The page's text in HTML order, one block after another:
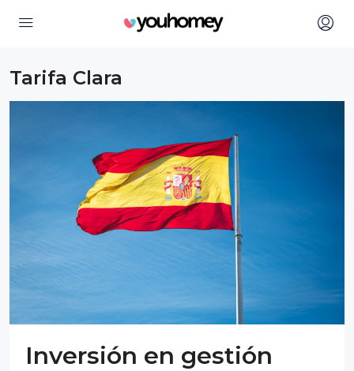
Tarifa Clara
Inversión en gestión